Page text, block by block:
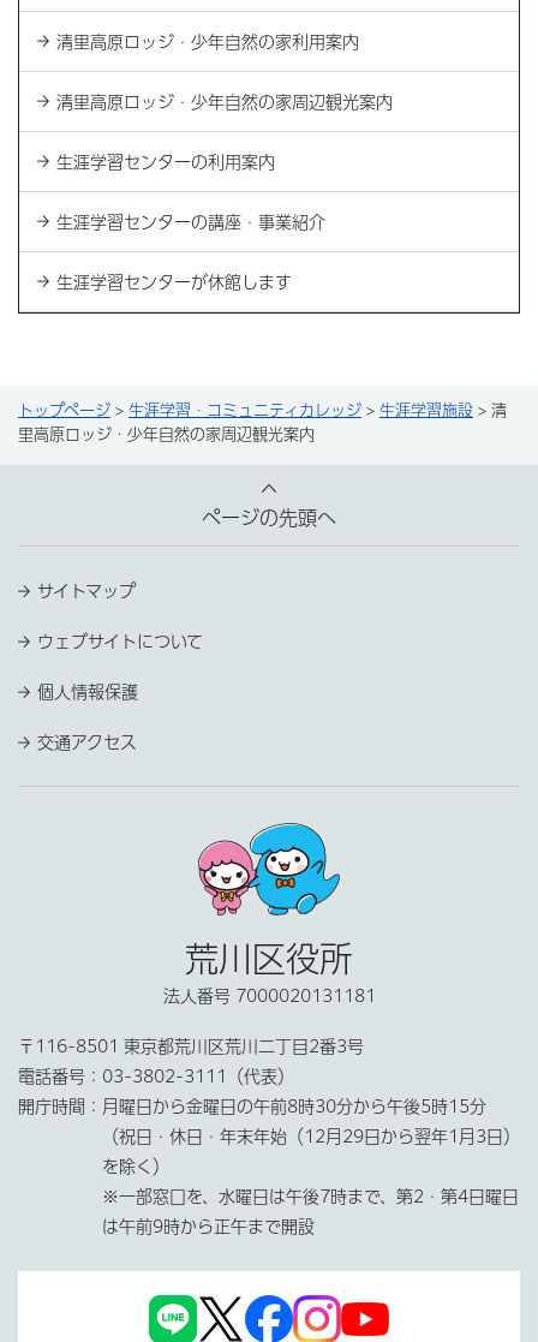
清里高原ロッジ・少年自然の家利用案内
清里高原ロッジ・少年自然の家周辺観光案内
生涯学習センターの利用案内
生涯学習センターの講座・事業紹介
生涯学習センターが休館します
トップページ > 生涯学習・コミュニティカレッジ > 生涯学習施設 > 清
里高原ロッジ・少年自然の家周辺観光案内
ページの先頭へ
サイトマップ
ウェブサイトについて
個人情報保護
交通アクセス
荒川区役所
法人番号 7000020131181
〒116-8501 東京都荒川区荒川二丁目2番3号
電話番号： 03-3802-3111（代表）
開庁時間： 月曜日から金曜日の午前8時30分から午後5時15分
（祝日・休日・年末年始（12月29日から翌年1月3日）
を除く）
※一部窓口を、水曜日は午後7時まで、第2・第4日曜日
は午前9時から正午まで開設